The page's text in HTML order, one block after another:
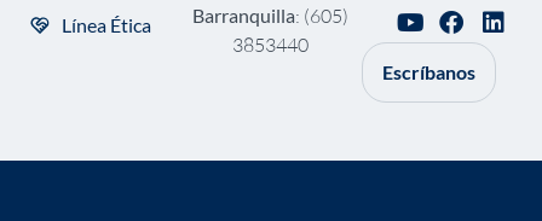
Línea Ética
Barranquilla: (605)
3853440
Escríbanos